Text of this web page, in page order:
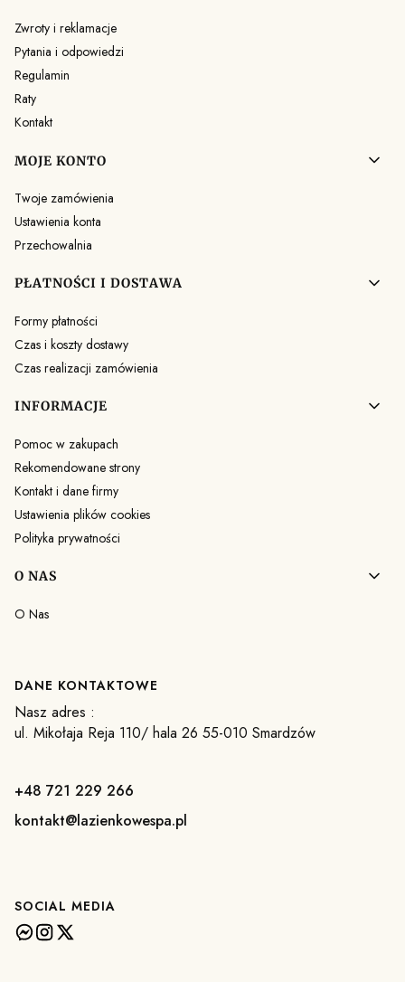
Zwroty i reklamacje
Pytania i odpowiedzi
Regulamin
Raty
Kontakt
MOJE KONTO
Twoje zamówienia
Ustawienia konta
Przechowalnia
PŁATNOŚCI I DOSTAWA
Formy płatności
Czas i koszty dostawy
Czas realizacji zamówienia
INFORMACJE
Pomoc w zakupach
Rekomendowane strony
Kontakt i dane firmy
Ustawienia plików cookies
Polityka prywatności
O NAS
O Nas
DANE KONTAKTOWE
Nasz adres :
ul. Mikołaja Reja 110/ hala 26 55-010 Smardzów
+48 721 229 266
kontakt@lazienkowespa.pl
SOCIAL MEDIA